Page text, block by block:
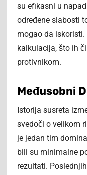
su efikasni u
određene slabosti
mogao da
kalkulacija, što ih
protivnikom.
Međusobni
Istorija susreta
svedoči o velikom
je jedan tim
bili su minimalne
rezultati.